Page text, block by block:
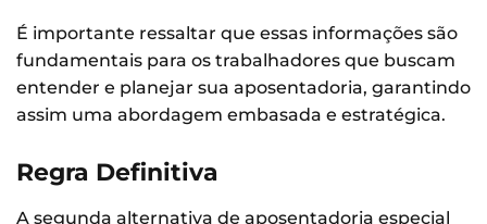
É importante ressaltar que essas informações são
fundamentais para os trabalhadores que buscam
entender e planejar sua aposentadoria, garantindo
assim uma abordagem embasada e estratégica.
Regra Definitiva
A segunda alternativa de aposentadoria especial